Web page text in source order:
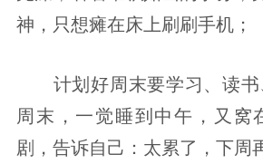
神，只想瘫在床上刷刷手机；
计划好周末要学习、读
周末，一觉睡到中午，又窝
剧，告诉自己：太累了，下周